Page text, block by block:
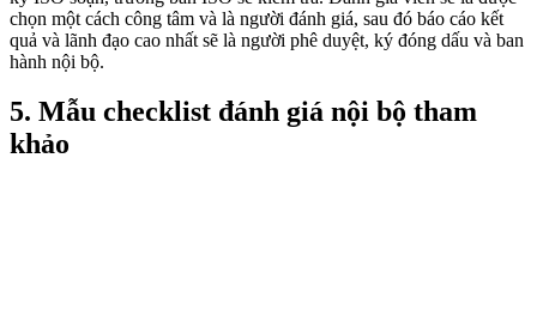
chọn một cách công tâm và là người đánh giá, sau đó báo cáo kết
quả và lãnh đạo cao nhất sẽ là người phê duyệt, ký đóng dấu và ban
hành nội bộ.
5. Mẫu checklist đánh giá nội bộ tham
khảo